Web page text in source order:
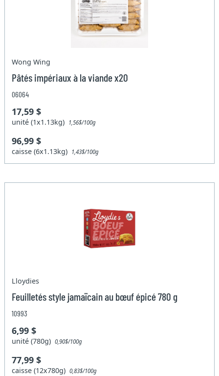
Wong Wing
Pâtés impériaux à la viande x20
06064
17,59 $
unité (1x1.13kg) 1,56$/100g
96,99 $
caisse (6x1.13kg) 1,43$/100g
Lloydies
Feuilletés style jamaïcain au bœuf épicé 780 g
10993
6,99 $
unité (780g)0,90$/100g
77,99 $
caisse (12x780g)0,83$/100g